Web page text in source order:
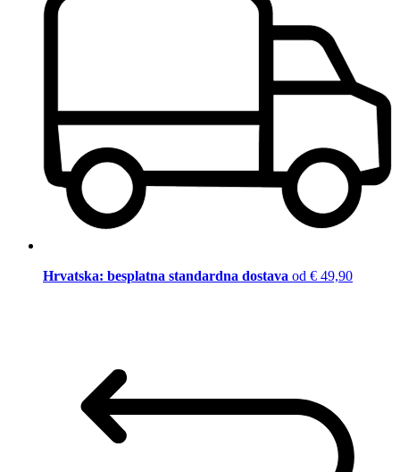
Hrvatska: besplatna standardna dostava od € 49,90